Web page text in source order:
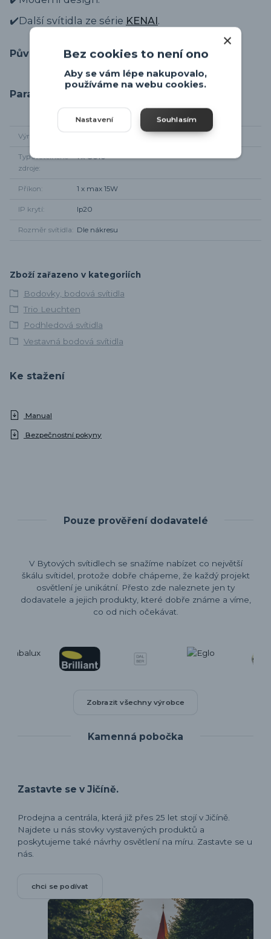
✔️Další svítidla ze série KENAI.
Původ zboží
Parametry
Výrobce
Typ světelného
zdroje
1 x GU10
Příkon 1 x max 15W
IP krytí Ip20
Rozměr svítidla Dle nákresu
Zboží zařazeno v kategoriích
Bodovky, bodová svítidla
Trio Leuchten
Podhledová svítidla
Vestavná bodová svítidla
Ke stažení
Manual
Bezpečnostní pokyny
Pouze prověření dodavatelé
V Bytových svítidlech se snažíme nabízet co největší
škálu svítidel, protože dobře chápeme, že každý projekt
osvětlení je unikátní. Přesto zde naleznete jen ty
dodavatele a jejich produkty, které dobře známe a víme,
co od nich očekávat.
Zobrazit všechny výrobce
Kamenná pobočka
Zastavte se v Jičíně.
Prodejna a centrála, která již přes 25 let stojí v Jičíně.
Najdete u nás stovky vystavených produktů a
poskytujeme také návrhy osvětlení na míru. Zastavte se u
nás.
chci se podívat
Bez cookies to není ono
Aby se vám lépe nakupovalo,
používáme na webu cookies.
Nastavení Souhlasím